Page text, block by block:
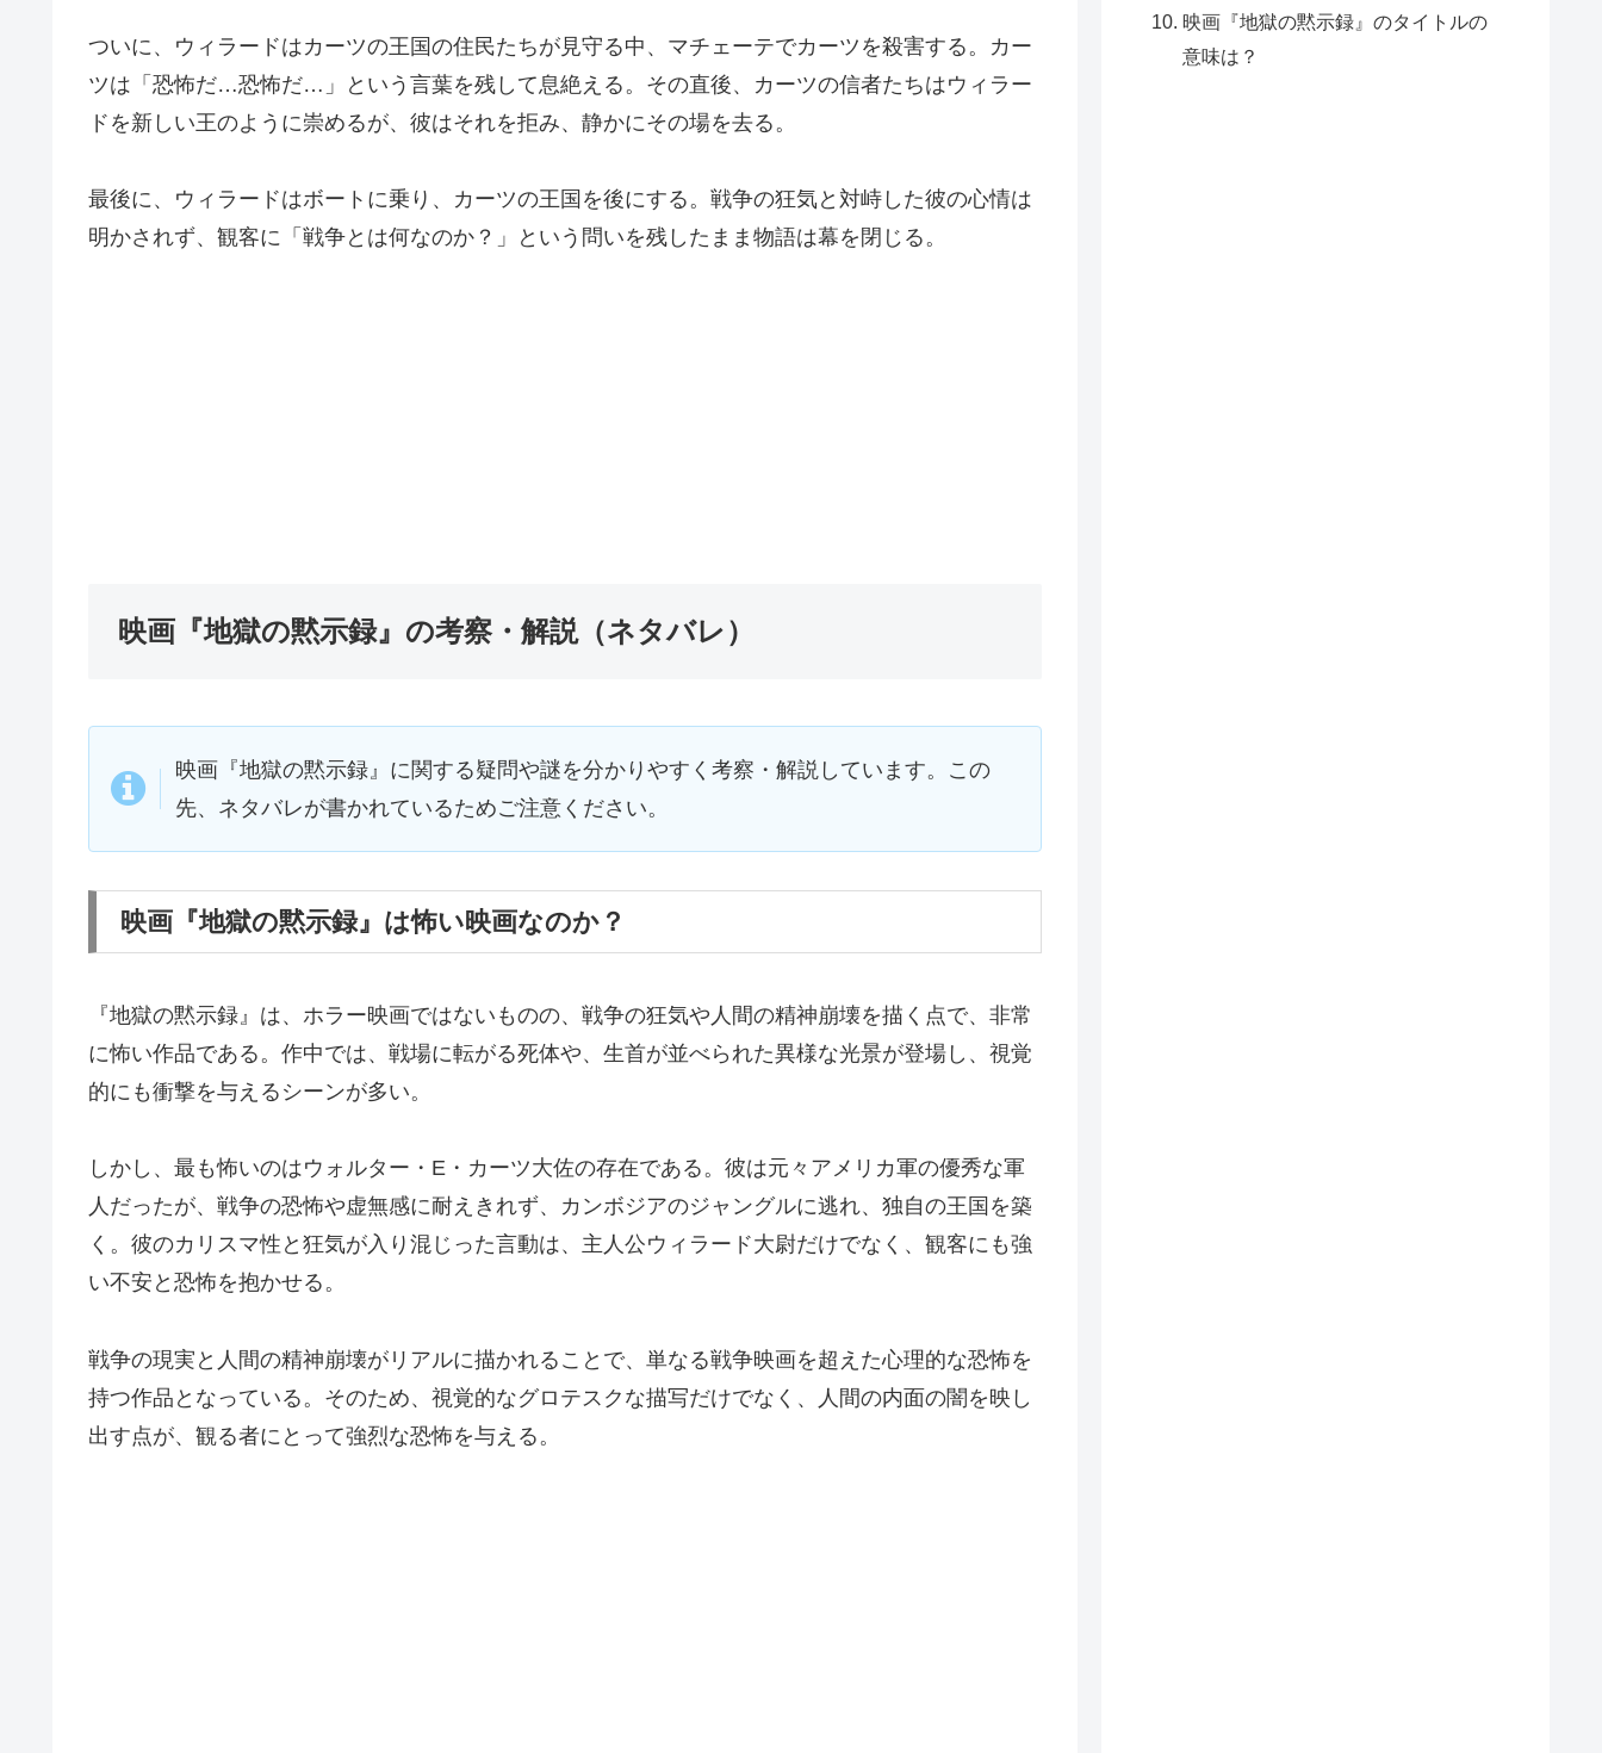
ついに、ウィラードはカーツの王国の住民たちが見守る中、マチェーテでカーツを殺害する。カー
ツは「恐怖だ…恐怖だ…」という言葉を残して息絶える。その直後、カーツの信者たちはウィラー
ドを新しい王のように崇めるが、彼はそれを拒み、静かにその場を去る。
最後に、ウィラードはボートに乗り、カーツの王国を後にする。戦争の狂気と対峙した彼の心情は
明かされず、観客に「戦争とは何なのか？」という問いを残したまま物語は幕を閉じる。
映画『地獄の黙示録』の考察・解説（ネタバレ）
映画『地獄の黙示録』に関する疑問や謎を分かりやすく考察・解説しています。この
先、ネタバレが書かれているためご注意ください。
映画『地獄の黙示録』は怖い映画なのか？
『地獄の黙示録』は、ホラー映画ではないものの、戦争の狂気や人間の精神崩壊を描く点で、非常
に怖い作品である。作中では、戦場に転がる死体や、生首が並べられた異様な光景が登場し、視覚
的にも衝撃を与えるシーンが多い。
しかし、最も怖いのはウォルター・E・カーツ大佐の存在である。彼は元々アメリカ軍の優秀な軍
人だったが、戦争の恐怖や虚無感に耐えきれず、カンボジアのジャングルに逃れ、独自の王国を築
く。彼のカリスマ性と狂気が入り混じった言動は、主人公ウィラード大尉だけでなく、観客にも強
い不安と恐怖を抱かせる。
戦争の現実と人間の精神崩壊がリアルに描かれることで、単なる戦争映画を超えた心理的な恐怖を
持つ作品となっている。そのため、視覚的なグロテスクな描写だけでなく、人間の内面の闇を映し
出す点が、観る者にとって強烈な恐怖を与える。
映画『地獄の黙示録』のタイトルの
意味は？